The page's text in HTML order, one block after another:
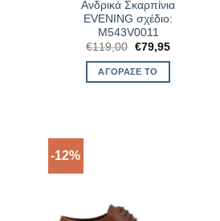
Ανδρικά Σκαρπίνια
EVENING σχέδιο:
M543V0011
€119,00 Original
was:
€119,00.
€79,95Η
ΑΓΌΡΑΣΈ ΤΟ
-12%